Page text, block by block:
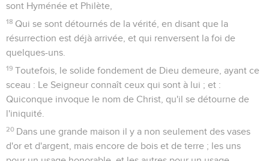
sont Hyménée et Philète,
18 Qui se sont détournés de la vérité, en disant que la
résurrection est déjà arrivée, et qui renversent la foi de
quelques-uns.
19 Toutefois, le solide fondement de Dieu demeure, ayant ce
sceau : Le Seigneur connaît ceux qui sont à lui ; et :
Quiconque invoque le nom de Christ, qu'il se détourne de
l'iniquité.
20 Dans une grande maison il y a non seulement des vases
d'or et d'argent, mais encore de bois et de terre ; les uns